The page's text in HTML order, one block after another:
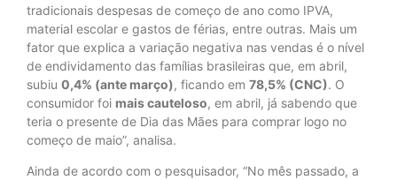
tradicionais despesas de começo de ano como IPVA,
material escolar e gastos de férias, entre outras. Mais um
fator que explica a variação negativa nas vendas é o nível
de endividamento das famílias brasileiras que, em abril,
subiu 0,4% (ante março), ficando em 78,5% (CNC). O
consumidor foi mais cauteloso, em abril, já sabendo que
teria o presente de Dia das Mães para comprar logo no
começo de maio”, analisa.
Ainda de acordo com o pesquisador, “No mês passado, a